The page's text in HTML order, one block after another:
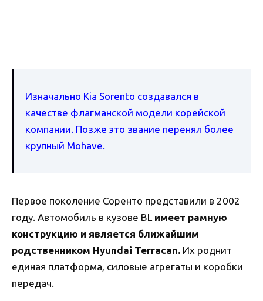
Изначально Kia Sorento создавался в
качестве флагманской модели корейской
компании. Позже это звание перенял более
крупный Mohave.
Первое поколение Соренто представили в 2002
году. Автомобиль в кузове BL имеет рамную
конструкцию и является ближайшим
родственником Hyundai Terracan. Их роднит
единая платформа, силовые агрегаты и коробки
передач.